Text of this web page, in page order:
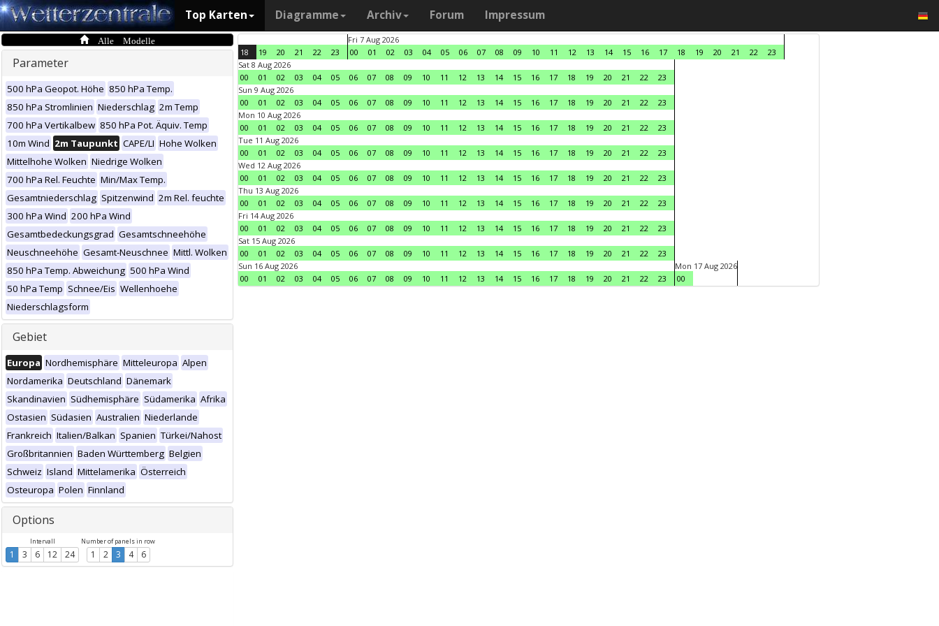
Top Karten Diagramme Archiv Forum Impressum
Alle Modelle
Parameter
500 hPa Geopot. Höhe 850 hPa Temp.
850 hPa Stromlinien Niederschlag 2m Temp
700 hPa Vertikalbew 850 hPa Pot. Äquiv. Temp
10m Wind 2m Taupunkt CAPE/LI Hohe Wolken
Mittelhohe Wolken Niedrige Wolken
700 hPa Rel. Feuchte Min/Max Temp.
Gesamtniederschlag Spitzenwind 2m Rel. feuchte
300 hPa Wind 200 hPa Wind
Gesamtbedeckungsgrad Gesamtschneehöhe
Neuschneehöhe Gesamt-Neuschnee Mittl. Wolken
850 hPa Temp. Abweichung 500 hPa Wind
50 hPa Temp Schnee/Eis Wellenhoehe
Niederschlagsform
Gebiet
Europa Nordhemisphäre Mitteleuropa Alpen
Nordamerika Deutschland Dänemark
Skandinavien Südhemisphäre Südamerika Afrika
Ostasien Südasien Australien Niederlande
Frankreich Italien/Balkan Spanien Türkei/Nahost
Großbritannien Baden Württemberg Belgien
Schweiz Island Mittelamerika Österreich
Osteuropa Polen Finnland
Options
Intervall
1 3 6 12 24
Number of panels in row
1 2 3 4 6
18 19 20 21 22 23
Fri 7 Aug 2026
00
01 02 03 04 05 06 07 08 09 10 11 12 13 14 15 16 17 18 19 20 21 22
23
Sat 8 Aug 2026
00
01 02 03 04 05 06 07 08 09 10 11 12 13 14 15 16 17 18 19 20 21 22
23
Sun 9 Aug 2026
00
01 02 03 04 05 06 07 08 09 10 11 12 13 14 15 16 17 18 19 20 21 22
23
Mon 10 Aug 2026
00
01 02 03 04 05 06 07 08 09 10 11 12 13 14 15 16 17 18 19 20 21 22
23
Tue 11 Aug 2026
00
01 02 03 04 05 06 07 08 09 10 11 12 13 14 15 16 17 18 19 20 21 22
23
Wed 12 Aug 2026
00
01 02 03 04 05 06 07 08 09 10 11 12 13 14 15 16 17 18 19 20 21 22
23
Thu 13 Aug 2026
00
01 02 03 04 05 06 07 08 09 10 11 12 13 14 15 16 17 18 19 20 21 22
23
Fri 14 Aug 2026
00
01 02 03 04 05 06 07 08 09 10 11 12 13 14 15 16 17 18 19 20 21 22
23
Sat 15 Aug 2026
00
01 02 03 04 05 06 07 08 09 10 11 12 13 14 15 16 17 18 19 20 21 22
23
Sun 16 Aug 2026
00
01 02 03 04 05 06 07 08 09 10 11 12 13 14 15 16 17 18 19 20 21 22 23
Mon 17 Aug 2026
00